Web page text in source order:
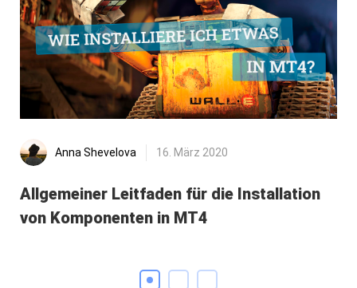
Anna Shevelova 16. März 2020
Allgemeiner Leitfaden für die Installation
von Komponenten in MT4